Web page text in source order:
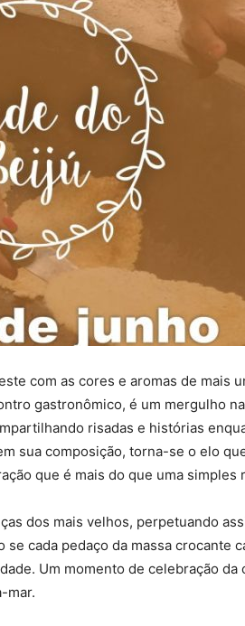
com as cores e aromas de mais
gastronômico, é um mergulho
risadas e histórias
sua composição, torna-se o elo
que é mais do que uma simples
dos mais velhos, perpetuando
cada pedaço da massa crocante
Um momento de celebração da
mar.